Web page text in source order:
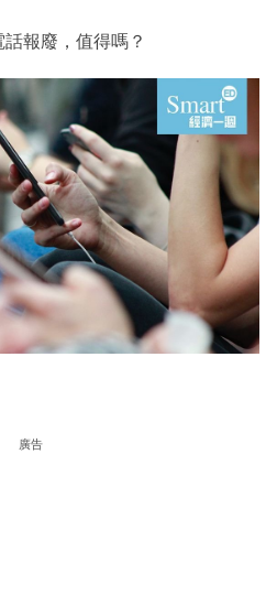
報廢，值得嗎？
廣告